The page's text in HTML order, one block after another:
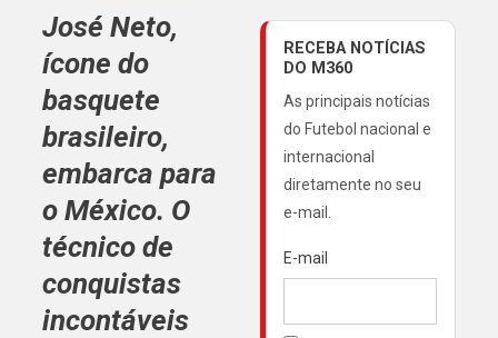
José Neto,
ícone do
basquete
brasileiro,
embarca para
o México. O
técnico de
conquistas
incontáveis
RECEBA NOTÍCIAS
DO M360
As principais notícias
do Futebol nacional e
internacional
diretamente no seu
e-mail.
E-mail